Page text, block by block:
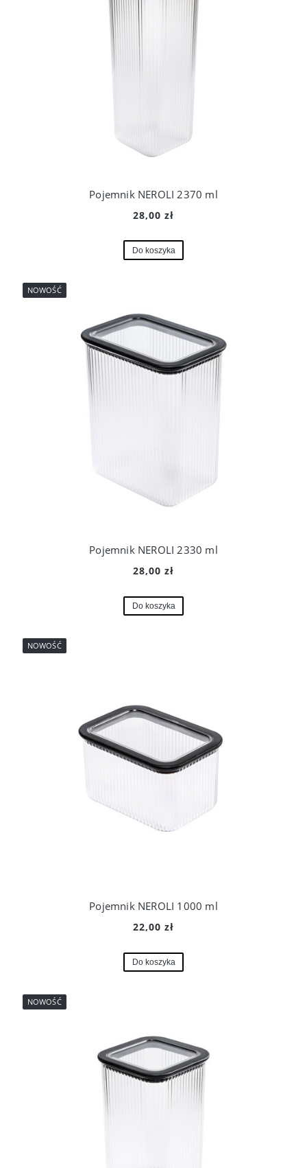
Pojemnik NEROLI 2370 ml
28,00 zł
Do koszyka
Pojemnik NEROLI 2330 ml
28,00 zł
Do koszyka
NOWOŚĆ
Pojemnik NEROLI 1000 ml
22,00 zł
Do koszyka
NOWOŚĆ
NOWOŚĆ